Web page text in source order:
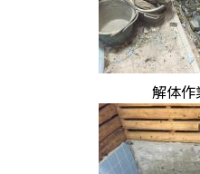
解体作